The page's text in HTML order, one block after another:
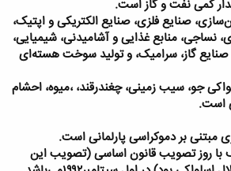
کمی نفت و گاز است.
صنایع فلزی، صنایع الکتریکی و اپتیک،
نساجی، منابع غذایی و آشامیدنی، شیمیایی،
گاز، سرامیک، و تولید سوخت هسته‌ای
جو، سیب زمینی، چغندرقند، ،میوه، احشام
است.
بر دموکراسی پارلمانی است.
با روز تصویب قانون اساسی (تصویب این